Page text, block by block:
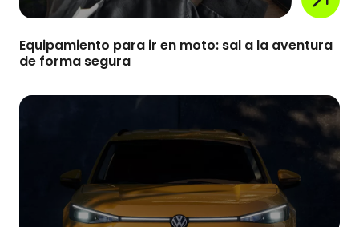
Equipamiento para ir en moto: sal a la aventura
de forma segura